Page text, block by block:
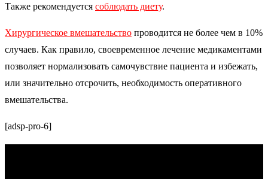
Также рекомендуется соблюдать диету.
Хирургическое вмешательство проводится не более чем в 10%
случаев. Как правило, своевременное лечение медикаментами
позволяет нормализовать самочувствие пациента и избежать,
или значительно отсрочить, необходимость оперативного
вмешательства.
[adsp-pro-6]